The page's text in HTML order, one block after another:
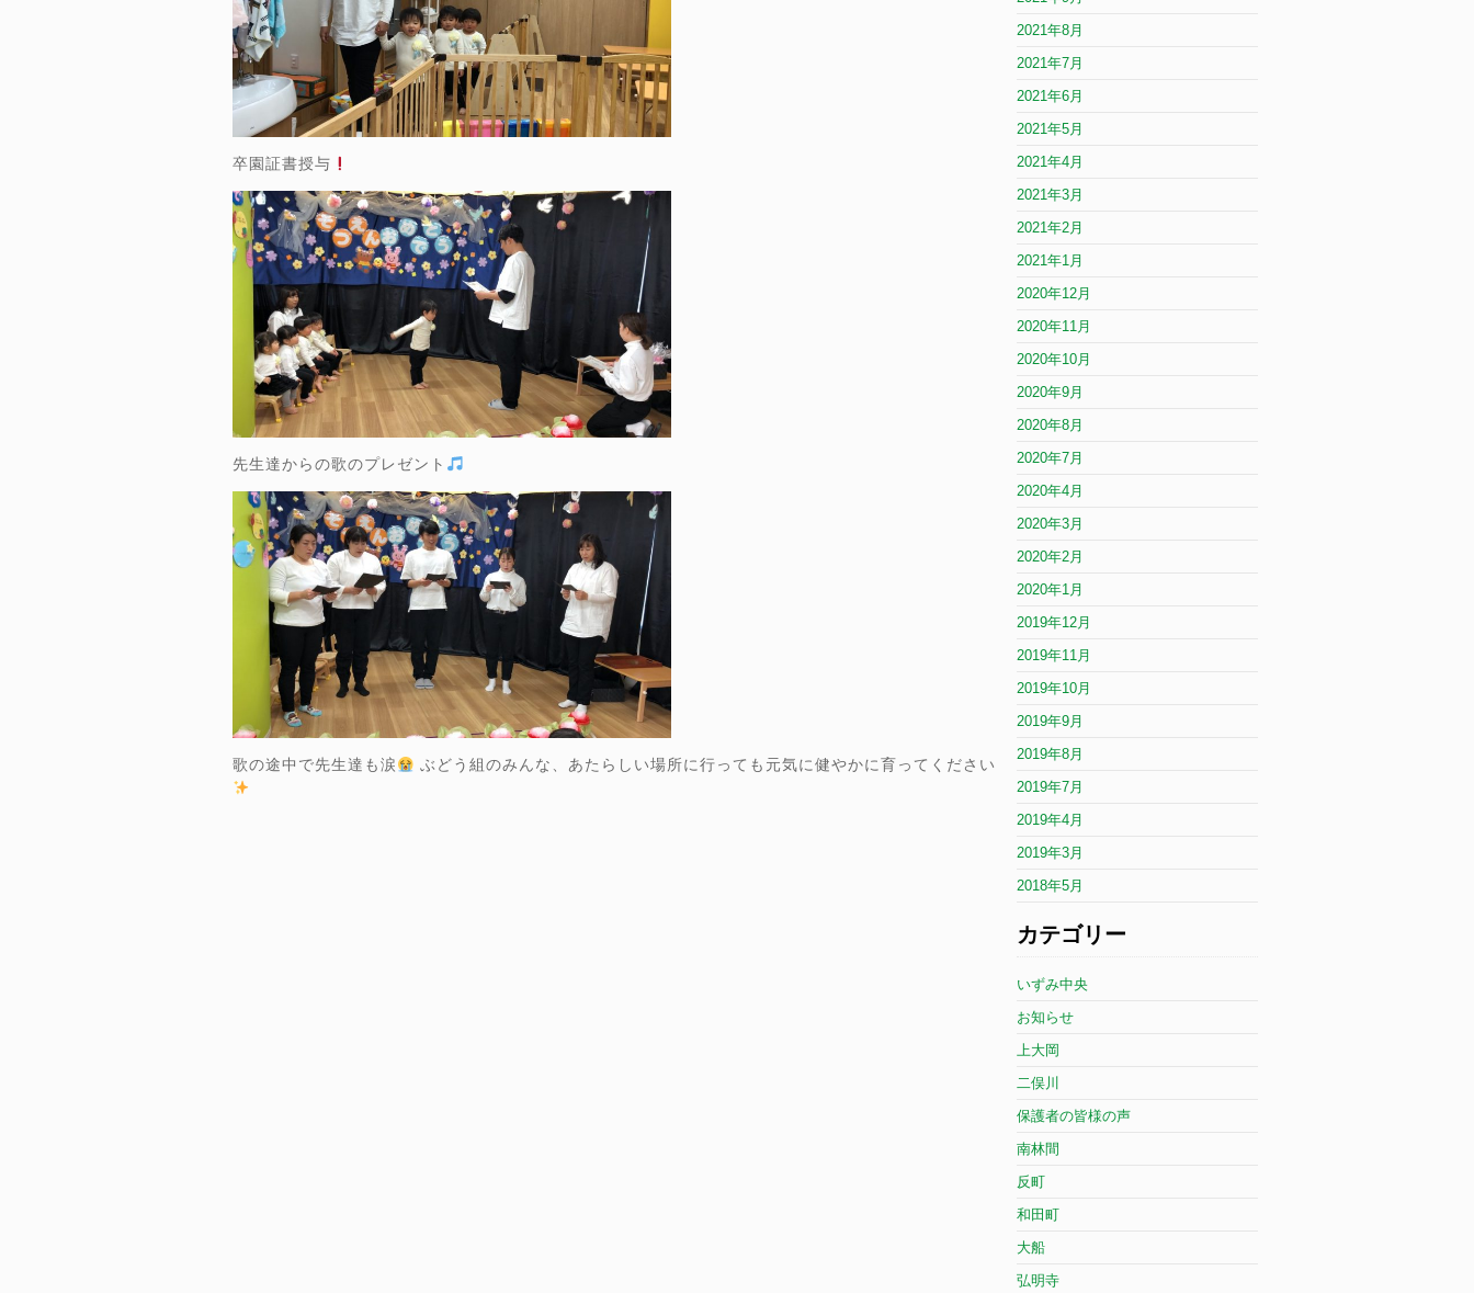
卒園証書授与
先生達からの歌のプレゼント
歌の途中で先生達も涙 ぶどう組のみんな、あたらしい場所に行っても元気に健やかに育ってください
2021年8月
2021年7月
2021年6月
2021年5月
2021年4月
2021年3月
2021年2月
2021年1月
2020年12月
2020年11月
2020年10月
2020年9月
2020年8月
2020年7月
2020年4月
2020年3月
2020年2月
2020年1月
2019年12月
2019年11月
2019年10月
2019年9月
2019年8月
2019年7月
2019年4月
2019年3月
2018年5月
カテゴリー
いずみ中央
お知らせ
上大岡
二俣川
保護者の皆様の声
南林間
反町
和田町
大船
弘明寺